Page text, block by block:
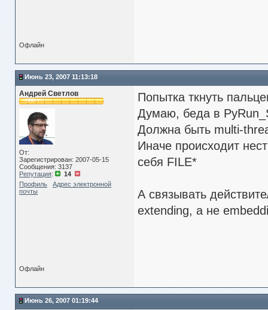
Офлайн
Июнь 23, 2007 11:13:18
Андрей Светлов
От:
Зарегистрирован: 2007-05-15
Сообщения: 3137
Репутация:
14
Профиль
Адрес электронной
почты
Попытка ткнуть
Думаю, беда в
Должна быть multi-
Иначе происходит
себя FILE*
А связывать
extending, а не
Офлайн
Июнь 26, 2007 01:19:44